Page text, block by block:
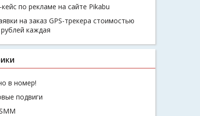
по рекламе на сайте Pikabu
на заказ GPS-трекера стоимостью
каждая
в номер!
подвиги